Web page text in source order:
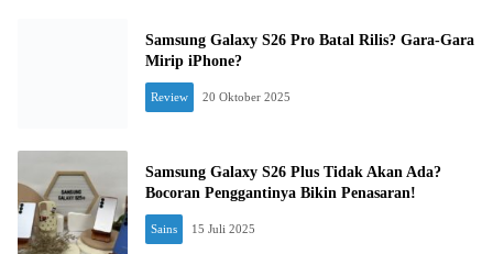
Samsung Galaxy S26 Pro Batal Rilis? Gara-Gara
Mirip iPhone?
Review 20 Oktober 2025
Samsung Galaxy S26 Plus Tidak Akan Ada?
Bocoran Penggantinya Bikin Penasaran!
Sains 15 Juli 2025